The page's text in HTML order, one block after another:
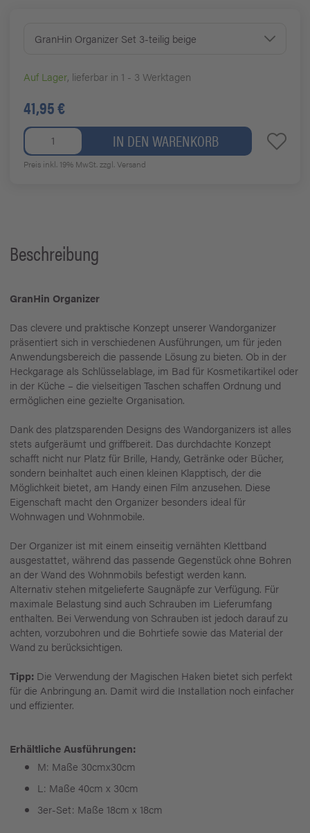
GranHin Organizer Set 3-teilig beige
Auf Lager, lieferbar in 1 - 3 Werktagen
41,95 €
IN DEN WARENKORB
Preis inkl. 19% MwSt.zzgl. Versand
Beschreibung
GranHin Organizer
Das clevere und praktische Konzept unserer Wandorganizer
präsentiert sich in verschiedenen Ausführungen, um für jeden
Anwendungsbereich die passende Lösung zu bieten. Ob in der
Heckgarage als Schlüsselablage, im Bad für Kosmetikartikel oder
in der Küche – die vielseitigen Taschen schaffen Ordnung und
ermöglichen eine gezielte Organisation.
Dank des platzsparenden Designs des Wandorganizers ist alles
stets aufgeräumt und griffbereit. Das durchdachte Konzept
schafft nicht nur Platz für Brille, Handy, Getränke oder Bücher,
sondern beinhaltet auch einen kleinen Klapptisch, der die
Möglichkeit bietet, am Handy einen Film anzusehen. Diese
Eigenschaft macht den Organizer besonders ideal für
Wohnwagen und Wohnmobile.
Der Organizer ist mit einem einseitig vernähten Klettband
ausgestattet, während das passende Gegenstück ohne Bohren
an der Wand des Wohnmobils befestigt werden kann.
Alternativ stehen mitgelieferte Saugnäpfe zur Verfügung. Für
maximale Belastung sind auch Schrauben im Lieferumfang
enthalten. Bei Verwendung von Schrauben ist jedoch darauf zu
achten, vorzubohren und die Bohrtiefe sowie das Material der
Wand zu berücksichtigen.
Tipp: Die Verwendung der Magischen Haken bietet sich perfekt
für die Anbringung an. Damit wird die Installation noch einfacher
und effizienter.
Erhältliche Ausführungen:
M: Maße 30cmx30cm
L: Maße 40cm x 30cm
3er-Set: Maße 18cm x 18cm